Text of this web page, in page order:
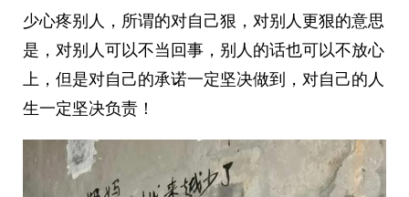
少心疼别人，所谓的对自己狠，对别人更狠的意思
是，对别人可以不当回事，别人的话也可以不放心
上，但是对自己的承诺一定坚决做到，对自己的人
生一定坚决负责！